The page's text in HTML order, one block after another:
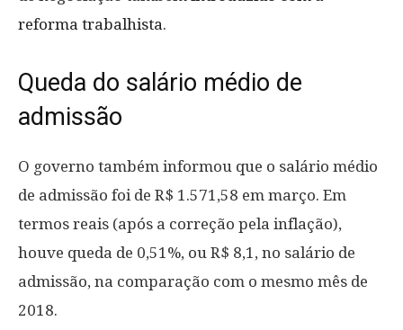
reforma trabalhista.
Queda do salário médio de
admissão
O governo também informou que o salário médio
de admissão foi de R$ 1.571,58 em março. Em
termos reais (após a correção pela inflação),
houve queda de 0,51%, ou R$ 8,1, no salário de
admissão, na comparação com o mesmo mês de
2018.